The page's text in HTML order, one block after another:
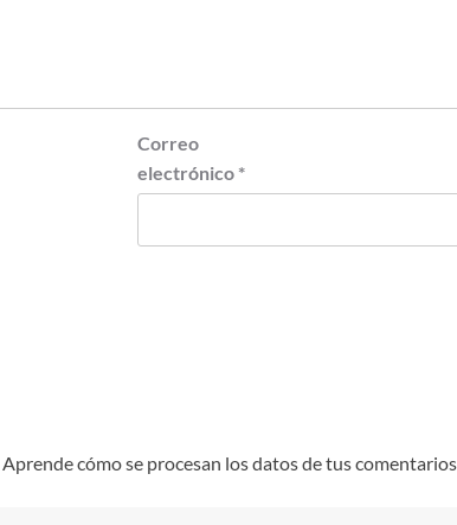
Correo
electrónico *
Aprende cómo se procesan los datos de tus